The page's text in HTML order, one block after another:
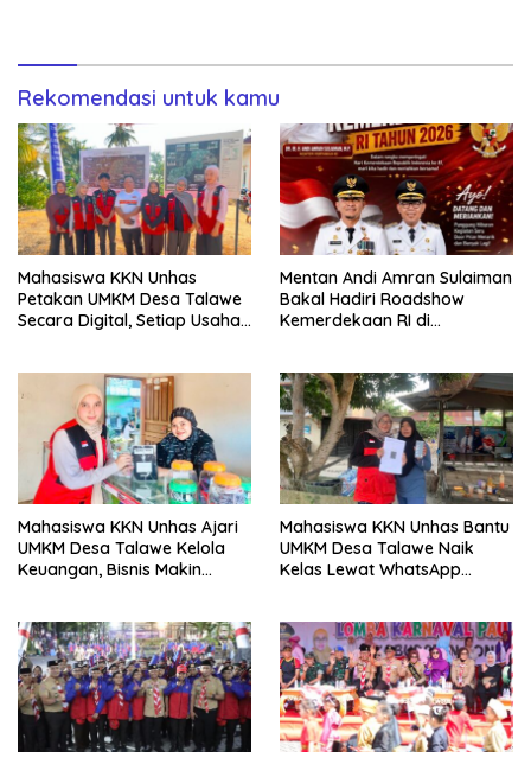
Rekomendasi untuk kamu
Mahasiswa KKN Unhas
Petakan UMKM Desa Talawe
Secara Digital, Setiap Usaha
Mentan Andi Amran Sulaiman
Bakal Hadiri Roadshow
Kemerdekaan RI di
Dibagikan
Mahasiswa KKN Unhas Ajari
UMKM Desa Talawe Kelola
Keuangan, Bisnis Makin
Mahasiswa KKN Unhas Bantu
UMKM Desa Talawe Naik
Kelas Lewat WhatsApp